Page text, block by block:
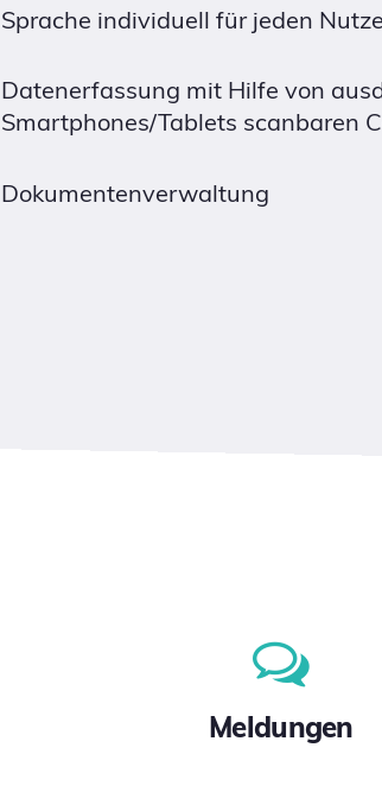
Sprache individuell für jeden
Datenerfassung mit Hilfe von
Smartphones/Tablets scanbaren
Dokumentenverwaltung
Meldungen